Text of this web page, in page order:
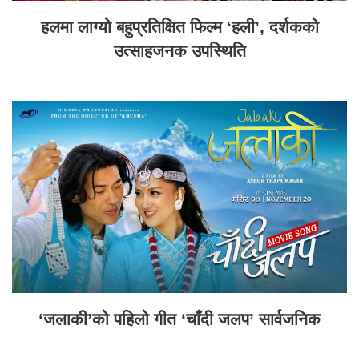
हलमा लाग्यो बहुप्रतिक्षित फिल्म ‘हली’, दर्शकको
उत्साहजनक उपस्थिति
‘जलाकी’को पहिलो गीत ‘चाँदी जलप’ सार्वजनिक